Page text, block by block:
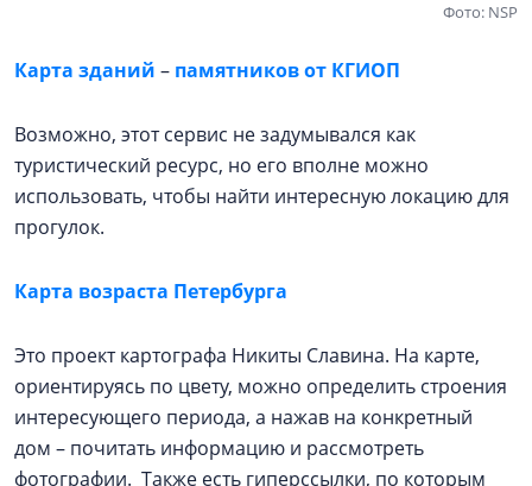
Фото: NSP
Карта зданий – памятников от КГИОП
Возможно, этот сервис не задумывался как
туристический ресурс, но его вполне можно
использовать, чтобы найти интересную локацию для
прогулок.
Карта возраста Петербурга
Это проект картографа Никиты Славина. На карте,
ориентируясь по цвету, можно определить строения
интересующего периода, а нажав на конкретный
дом – почитать информацию и рассмотреть
фотографии. Также есть гиперссылки, по которым